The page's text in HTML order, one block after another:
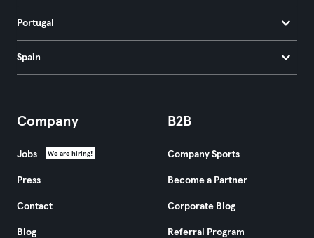
Portugal
Spain
Company
Jobs We are hiring!
Press
Contact
Blog
B2B
Company Sports
Become a Partner
Corporate Blog
Referral Program